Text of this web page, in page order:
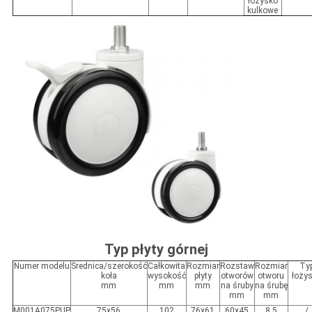
kulkowe
Typ płyty górnej
Numer modelu Średnica/szerokość
koła
mm
Całkowita
wysokość
mm
Rozmiar
płyty
mm
Rozstaw
otworów
na śruby
mm
Rozmiar
otworu
na śrubę
mm